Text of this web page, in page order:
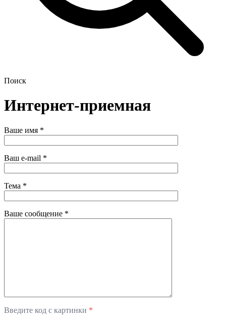
Поиск
Интернет-приемная
Ваше имя *
Ваш e-mail *
Тема *
Ваше сообщение *
Введите код с картинки *